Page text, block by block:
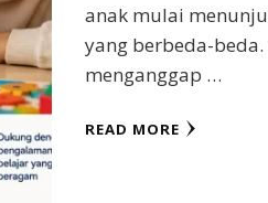
anak mulai
yang berbeda-
menganggap …
READ MORE